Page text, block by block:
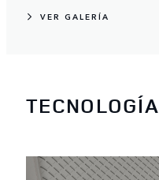
VER GALERÍA
TECNOLOGÍA